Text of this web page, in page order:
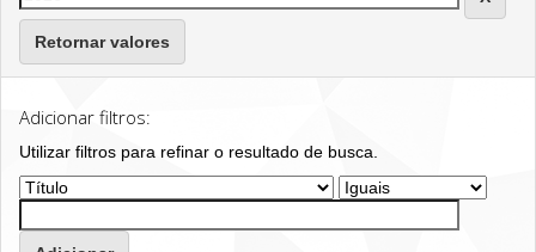
Retornar valores
Adicionar filtros:
Utilizar filtros para refinar o resultado de busca.